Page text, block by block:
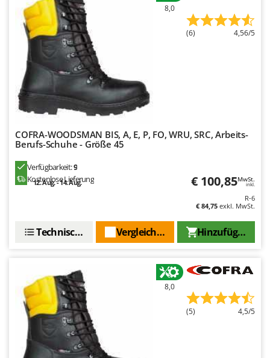
8,0
(6) 4,56/5
COFRA-WOODSMAN BIS, A, E, P, FO, WRU, SRC, Arbeits-
Berufs-Schuhe - Größe 45
Verfügbarkeit:9
Kostenlose Lieferung
12. Aug. - 14. Aug. € 100,85MwSt.
inkl.
R-6
€ 84,75 exkl. MwSt.
Hinzufügen
Vergleichen Sie
Technische Daten
8,0
(5) 4,5/5